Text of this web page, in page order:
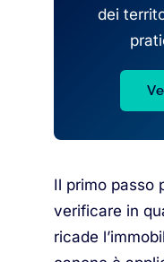
dei
Il primo passo
verificare in
ricade